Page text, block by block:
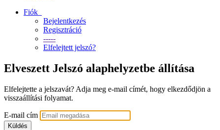
Fiók
Bejelentkezés
Regisztráció
-----
Elfelejtett jelszó?
Elveszett Jelszó alaphelyzetbe állítása
Elfelejtette a jelszavát? Adja meg e-mail címét, hogy elkezdődjön a
visszaállítási folyamat.
E-mail cím
Küldés